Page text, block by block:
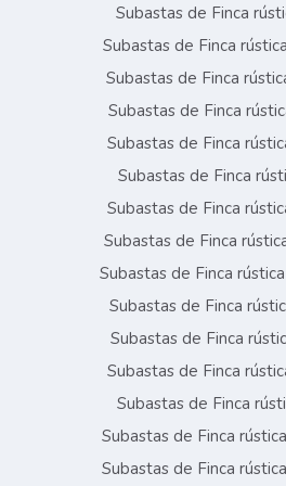
Subastas de Finca
Subastas de Finca
Subastas de Finca
Subastas de Finca
Subastas de Finca
Subastas de Finca
Subastas de Finca
Subastas de Finca
Subastas de Finca
Subastas de Finca
Subastas de Finca
Subastas de Finca
Subastas de Finca
Subastas de Finca
Subastas de Finca